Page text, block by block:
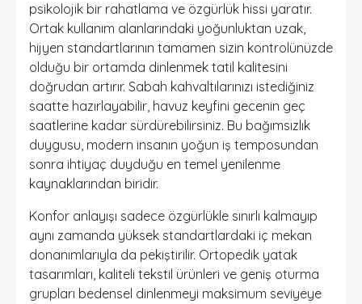
psikolojik bir rahatlama ve özgürlük hissi yaratır.
Ortak kullanım alanlarındaki yoğunluktan uzak,
hijyen standartlarının tamamen sizin kontrolünüzde
olduğu bir ortamda dinlenmek tatil kalitesini
doğrudan artırır. Sabah kahvaltılarınızı istediğiniz
saatte hazırlayabilir, havuz keyfini gecenin geç
saatlerine kadar sürdürebilirsiniz. Bu bağımsızlık
duygusu, modern insanın yoğun iş temposundan
sonra ihtiyaç duyduğu en temel yenilenme
kaynaklarından biridir.
Konfor anlayışı sadece özgürlükle sınırlı kalmayıp
aynı zamanda yüksek standartlardaki iç mekan
donanımlarıyla da pekiştirilir. Ortopedik yatak
tasarımları, kaliteli tekstil ürünleri ve geniş oturma
grupları bedensel dinlenmeyi maksimum seviyeye